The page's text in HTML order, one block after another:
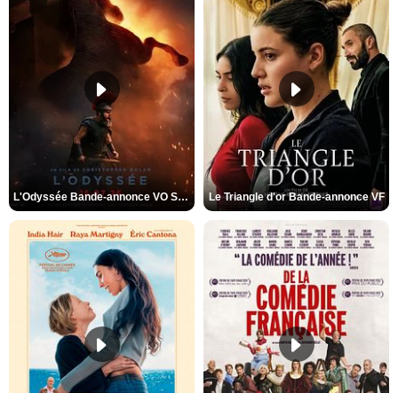
L'Odyssée Bande-annonce VO STFR Le Triangle d'or Bande-annonce VF